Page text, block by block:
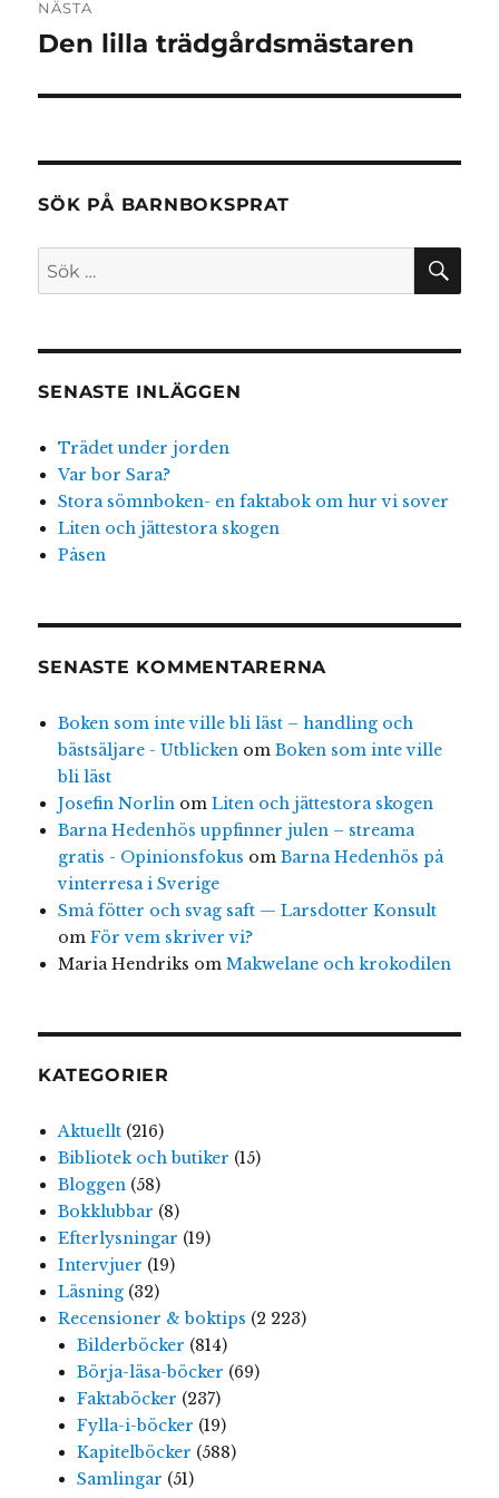
NÄSTA
Nästa
Den lilla trädgårdsmästaren
SÖK PÅ BARNBOKSPRAT
Sök
SENASTE INLÄGGEN
Trädet under jorden
Var bor Sara?
Stora sömnboken- en faktabok om hur vi sover
Liten och jättestora skogen
Påsen
SENASTE KOMMENTARERNA
Boken som inte ville bli läst – handling och
bästsäljare - Utblickenom Boken som inte ville
bli läst
Josefin Norlinom Liten och jättestora skogen
Barna Hedenhös uppfinner julen – streama
gratis - Opinionsfokus om Barna Hedenhös på
vinterresa i Sverige
Små fötter och svag saft — Larsdotter Konsult
om För vem skriver vi?
Maria Hendriks om Makwelane och krokodilen
KATEGORIER
Aktuellt(216)
Bibliotek och butiker (15)
Bloggen(58)
Bokklubbar (8)
Efterlysningar (19)
Intervjuer (19)
Läsning(32)
Recensioner & boktips (2 223)
Bilderböcker (814)
Börja-läsa-böcker (69)
Faktaböcker (237)
Fylla-i-böcker (19)
Kapitelböcker (588)
Samlingar (51)